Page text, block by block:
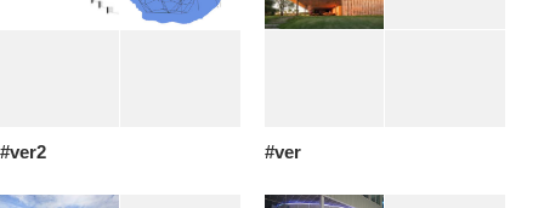
#ver2 #ver